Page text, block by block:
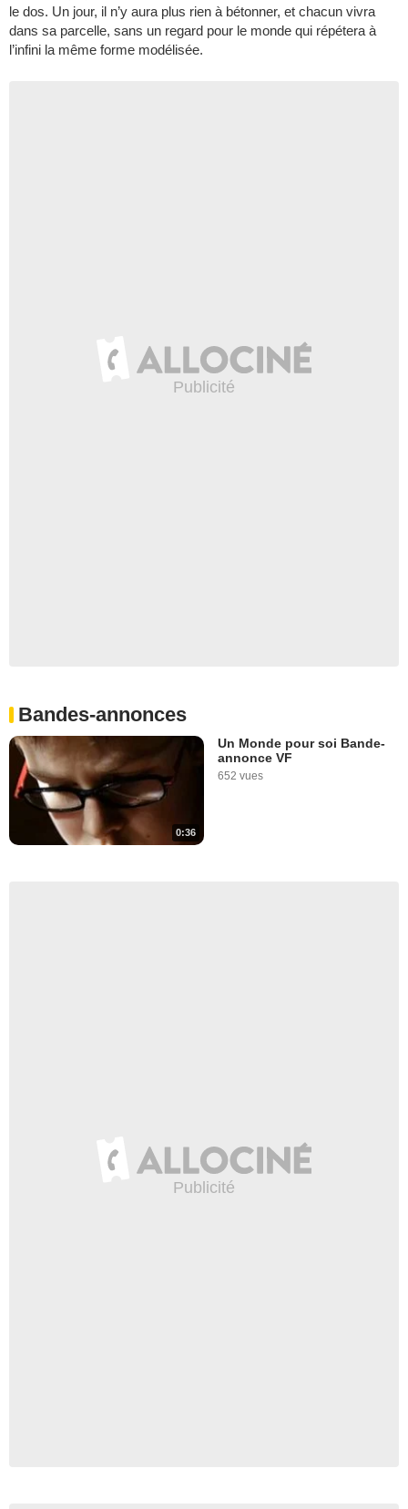
le dos. Un jour, il n’y aura plus rien à bétonner, et chacun vivra
dans sa parcelle, sans un regard pour le monde qui répétera à
l’infini la même forme modélisée.
Bandes-annonces
0:36
Un Monde pour soi Bande-
annonce VF
652 vues